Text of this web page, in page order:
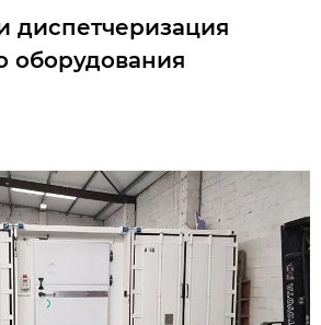
диспетчеризация
оборудования